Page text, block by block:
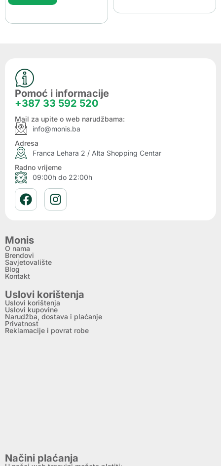
Pomoć i informacije
+387 33 592 520
Mail za upite o web narudžbama:
info@monis.ba
Adresa
Franca Lehara 2 / Alta Shopping Centar
Radno vrijeme
09:00h do 22:00h
Monis
O nama
Brendovi
Savjetovalište
Blog
Kontakt
Uslovi korištenja
Uslovi korištenja
Uslovi kupovine
Narudžba, dostava i plaćanje
Privatnost
Reklamacije i povrat robe
Načini plaćanja